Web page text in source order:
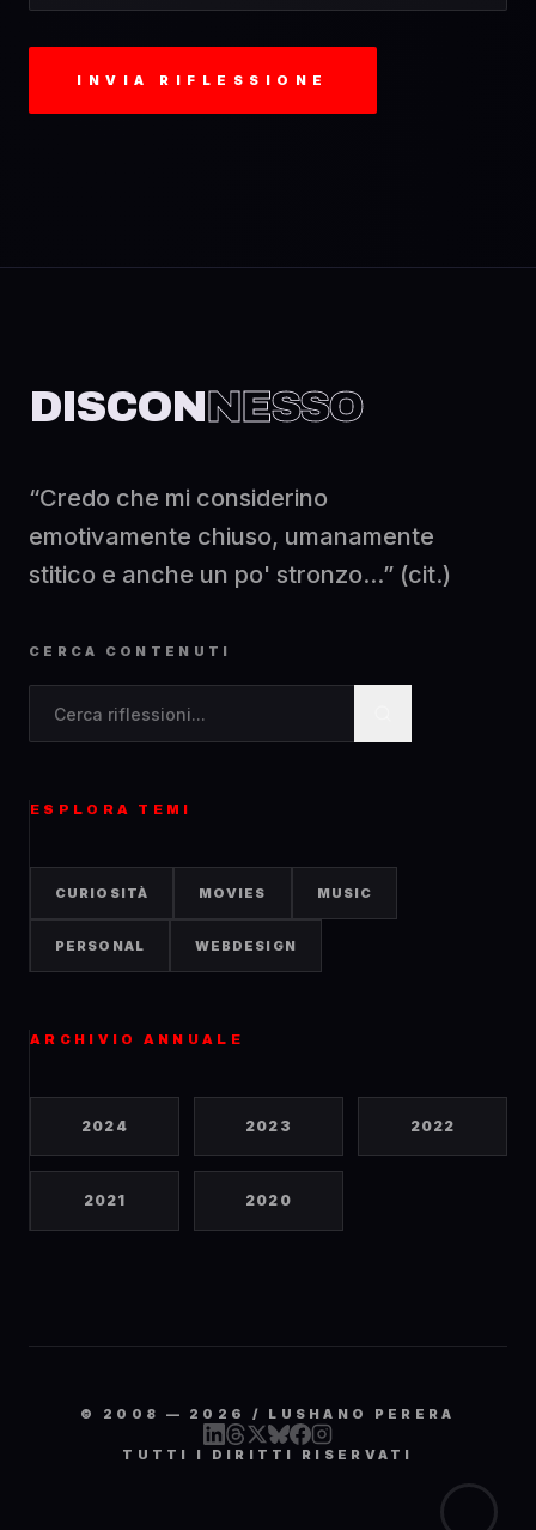
INVIA RIFLESSIONE
DISCONNESSO
“Credo che mi considerino
emotivamente chiuso, umanamente
stitico e anche un po' stronzo...” (cit.)
CERCA CONTENUTI
ESPLORA TEMI
CURIOSITÀ MOVIES MUSIC
PERSONAL WEBDESIGN
ARCHIVIO ANNUALE
2024 2023 2022
2021 2020
© 2008 — 2026 / LUSHANO PERERA
TUTTI I DIRITTI RISERVATI